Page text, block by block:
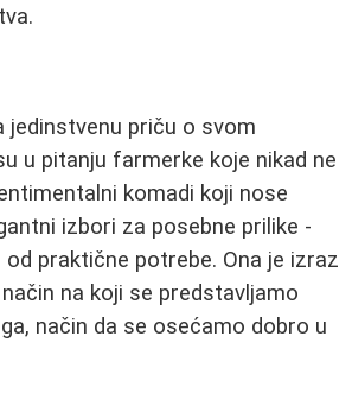
jedinstvenu priču o svom
u pitanju farmerke koje nikad ne
komadi koji nose
izbori za posebne prilike -
od praktične potrebe. Ona je izraz
na koji se predstavljamo
način da se osećamo dobro u